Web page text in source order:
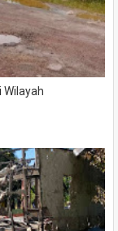
Wilayah